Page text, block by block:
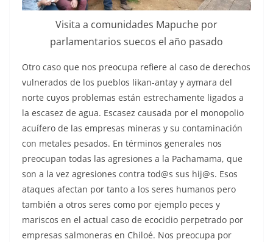
Visita a comunidades Mapuche por
parlamentarios suecos el año pasado
Otro caso que nos preocupa refiere al caso de derechos
vulnerados de los pueblos likan-antay y aymara del
norte cuyos problemas están estrechamente ligados a
la escasez de agua. Escasez causada por el monopolio
acuífero de las empresas mineras y su contaminación
con metales pesados. En términos generales nos
preocupan todas las agresiones a la Pachamama, que
son a la vez agresiones contra tod@s sus hij@s. Esos
ataques afectan por tanto a los seres humanos pero
también a otros seres como por ejemplo peces y
mariscos en el actual caso de ecocidio perpetrado por
empresas salmoneras en Chiloé. Nos preocupa por